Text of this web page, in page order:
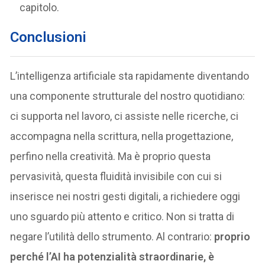
capitolo.
Conclusioni
L’intelligenza artificiale sta rapidamente diventando
una componente strutturale del nostro quotidiano:
ci supporta nel lavoro, ci assiste nelle ricerche, ci
accompagna nella scrittura, nella progettazione,
perfino nella creatività. Ma è proprio questa
pervasività, questa fluidità invisibile con cui si
inserisce nei nostri gesti digitali, a richiedere oggi
uno sguardo più attento e critico. Non si tratta di
negare l’utilità dello strumento. Al contrario: proprio
perché l’AI ha potenzialità straordinarie, è